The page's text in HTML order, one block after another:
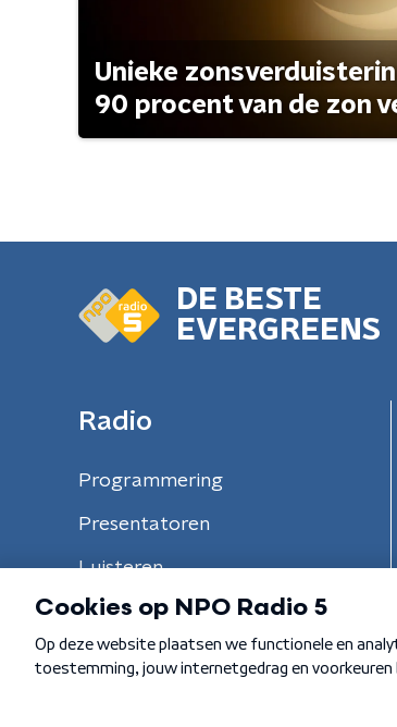
Unieke
90 procent van de zon
DE BESTE
EVERGREENS
Radio
Programmering
Presentatoren
Luisteren
Algemene voorwaarden Privacybeleid